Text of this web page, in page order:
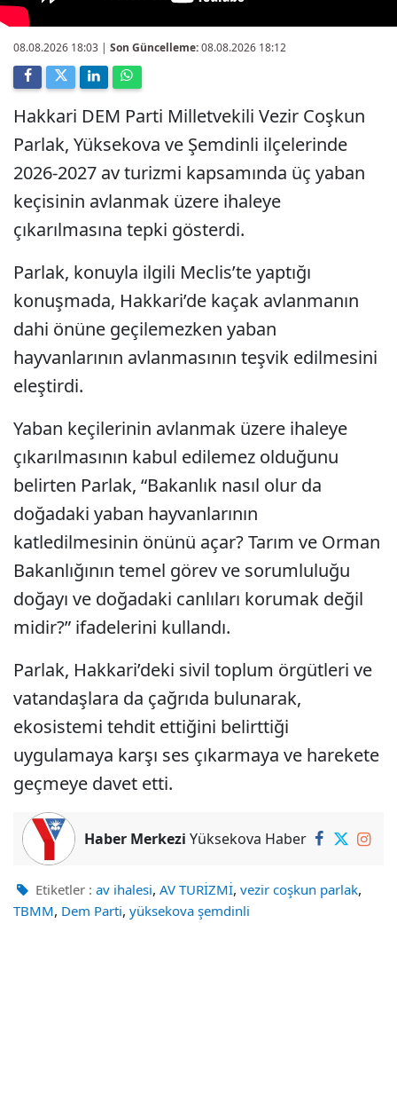
08.08.2026 18:03 | Son Güncelleme:08.08.2026 18:12
Hakkari DEM Parti Milletvekili Vezir Coşkun
Parlak, Yüksekova ve Şemdinli ilçelerinde
2026-2027 av turizmi kapsamında üç yaban
keçisinin avlanmak üzere ihaleye
çıkarılmasına tepki gösterdi.
Parlak, konuyla ilgili Meclis’te yaptığı
konuşmada, Hakkari’de kaçak avlanmanın
dahi önüne geçilemezken yaban
hayvanlarının avlanmasının teşvik edilmesini
eleştirdi.
Yaban keçilerinin avlanmak üzere ihaleye
çıkarılmasının kabul edilemez olduğunu
belirten Parlak, “Bakanlık nasıl olur da
doğadaki yaban hayvanlarının
katledilmesinin önünü açar? Tarım ve Orman
Bakanlığının temel görev ve sorumluluğu
doğayı ve doğadaki canlıları korumak değil
midir?” ifadelerini kullandı.
Parlak, Hakkari’deki sivil toplum örgütleri ve
vatandaşlara da çağrıda bulunarak,
ekosistemi tehdit ettiğini belirttiği
uygulamaya karşı ses çıkarmaya ve harekete
geçmeye davet etti.
Haber Merkezi Yüksekova Haber
Etiketler : av ihalesi, AV TURİZMİ, vezir coşkun parlak,
TBMM, Dem Parti, yüksekova şemdinli